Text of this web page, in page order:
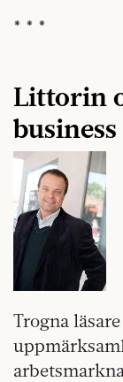
* * *
Littorin
Trogna